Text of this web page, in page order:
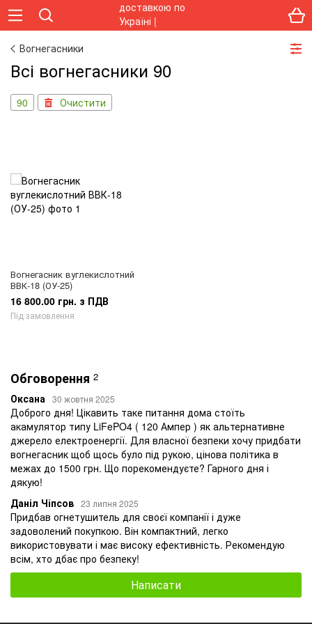
Вогнегасники
Всі вогнегасники 90
90 Очистити
Вогнегасник вуглекислотний
ВВК-18 (ОУ-25)
16 800.00 грн. з ПДВ
Під замовлення
Обговорення 2
Оксана 30 жовтня 2025
Доброго дня! Цікавить таке питання дома стоїть
акамулятор типу LiFePO4 ( 120 Ампер ) як альтернативне
джерело електроенергії. Для власної безпеки хочу придбати
вогнегасник щоб щось було під рукою, цінова політика в
межах до 1500 грн. Що порекомендуєте? Гарного дня і
дякую!
Даніл Чіпсов 23 липня 2025
Придбав огнетушитель для своєї компанії і дуже
задоволений покупкою. Він компактний, легко
використовувати і має високу ефективність. Рекомендую
всім, хто дбає про безпеку!
Написати